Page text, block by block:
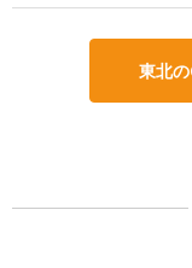
東北